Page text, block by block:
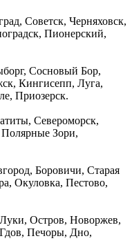
Советск, Черняховск,
Пионерский,
Сосновый Бор,
Кингисепп, Луга,
Приозерск.
Североморск,
Зори,
Боровичи, Старая
Окуловка, Пестово,
Остров, Новоржев,
Печоры, Дно,